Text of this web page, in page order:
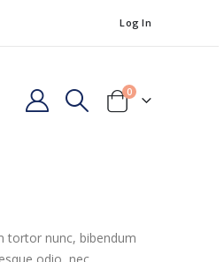
Log In
0
tortor nunc, bibendum